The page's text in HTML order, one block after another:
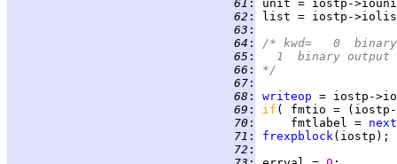
  61
:
  62
:
  63
:
  64
:
  65
:
  66
:
*/
  67
:
  68
: writeop = iostp-
  69
: if ( fmtio = (iostp-
  70
:
     fmtlabel =
  71
: frexpblock
  72
: